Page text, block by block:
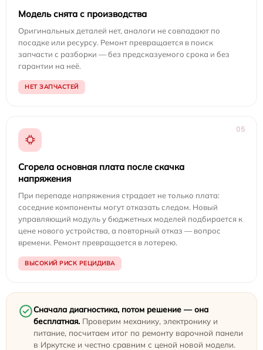
Модель снята с производства
Оригинальных деталей нет, аналоги не совпадают по
посадке или ресурсу. Ремонт превращается в поиск
запчасти с разборки — без предсказуемого срока и без
гарантии на неё.
НЕТ ЗАПЧАСТЕЙ
05
Сгорела основная плата после скачка
напряжения
При перепаде напряжения страдает не только плата:
соседние компоненты могут отказать следом. Новый
управляющий модуль у бюджетных моделей подбирается к
цене нового устройства, а повторный отказ — вопрос
времени. Ремонт превращается в лотерею.
ВЫСОКИЙ РИСК РЕЦИДИВА
Сначала диагностика, потом решение — она
бесплатная. Проверим механику, электронику и
питание, посчитаем итог по ремонту варочной панели
в Иркутске и честно сравним с ценой новой модели.